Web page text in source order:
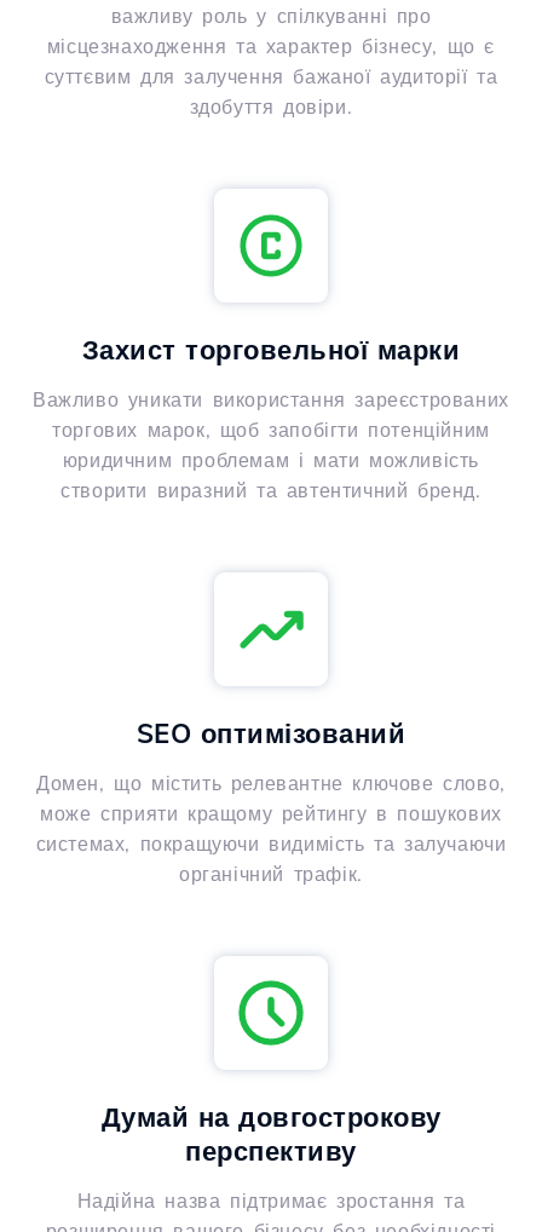
важливу роль у спілкуванні про
місцезнаходження та характер бізнесу, що є
суттєвим для залучення бажаної аудиторії та
здобуття довіри.
Захист торговельної марки
Важливо уникати використання зареєстрованих
торгових марок, щоб запобігти потенційним
юридичним проблемам і мати можливість
створити виразний та автентичний бренд.
SEO оптимізований
Домен, що містить релевантне ключове слово,
може сприяти кращому рейтингу в пошукових
системах, покращуючи видимість та залучаючи
органічний трафік.
Думай на довгострокову
перспективу
Надійна назва підтримає зростання та